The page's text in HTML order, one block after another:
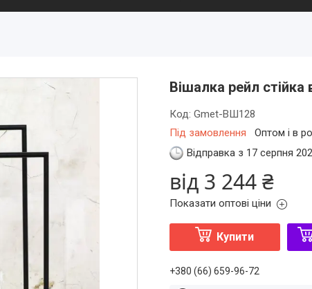
Вішалка рейл
Під замовлення Оптом і в
Код: Gmet-ВШ128
Відправка з 17 серпня
від 3 244 ₴
Показати оптові ціни
Купити
+380 (66) 659-96-72